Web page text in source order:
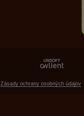
Zásady ochrany osobných údajov